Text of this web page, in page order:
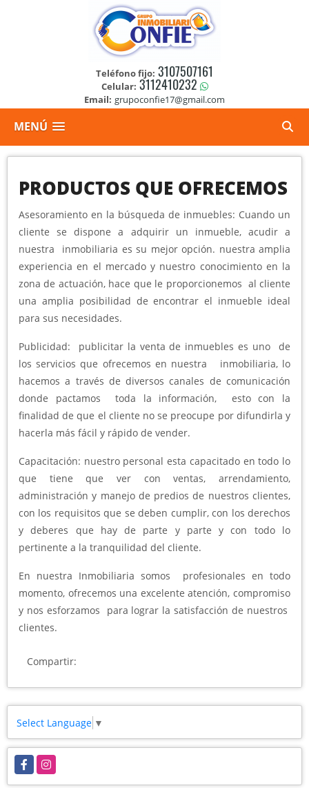
Teléfono fijo: 3107507161
Celular: 3112410232
Email: grupoconfie17@gmail.com
MENÚ
PRODUCTOS QUE OFRECEMOS
Asesoramiento en la búsqueda de inmuebles: Cuando un
cliente se dispone a adquirir un inmueble, acudir a
nuestra inmobiliaria es su mejor opción. nuestra amplia
experiencia en el mercado y nuestro conocimiento en la
zona de actuación, hace que le proporcionemos al cliente
una amplia posibilidad de encontrar el inmueble ideal
para sus necesidades.
Publicidad: publicitar la venta de inmuebles es uno de
los servicios que ofrecemos en nuestra inmobiliaria, lo
hacemos a través de diversos canales de comunicación
donde pactamos toda la información, esto con la
finalidad de que el cliente no se preocupe por difundirla y
hacerla más fácil y rápido de vender.
Capacitación: nuestro personal esta capacitado en todo lo
que tiene que ver con ventas, arrendamiento,
administración y manejo de predios de nuestros clientes,
con los requisitos que se deben cumplir, con los derechos
y deberes que hay de parte y parte y con todo lo
pertinente a la tranquilidad del cliente.
En nuestra Inmobiliaria somos profesionales en todo
momento, ofrecemos una excelente atención, compromiso
y nos esforzamos para lograr la satisfacción de nuestros
clientes.
Compartir:
Select Language ▼
FacebookInstagram